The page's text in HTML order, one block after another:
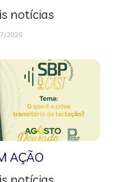
notícias
2026
AÇÃO